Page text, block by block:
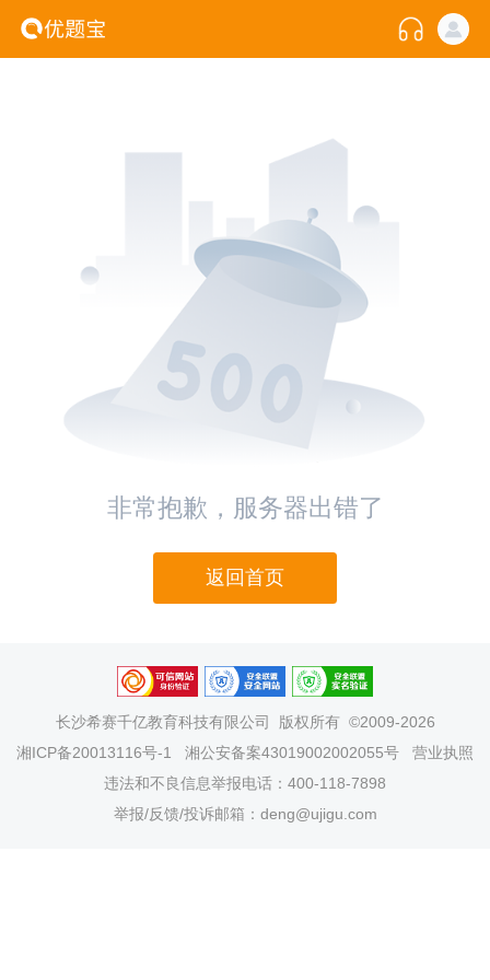
非常抱歉，服务器出错了
返回首页
长沙希赛千亿教育科技有限公司
版权所有 ©2009-2026
湘ICP备20013116号-1
湘公安备案43019002002055号
营业执照
违法和不良信息举报电话：400-118-7898
举报/反馈/投诉邮箱：deng@ujigu.com